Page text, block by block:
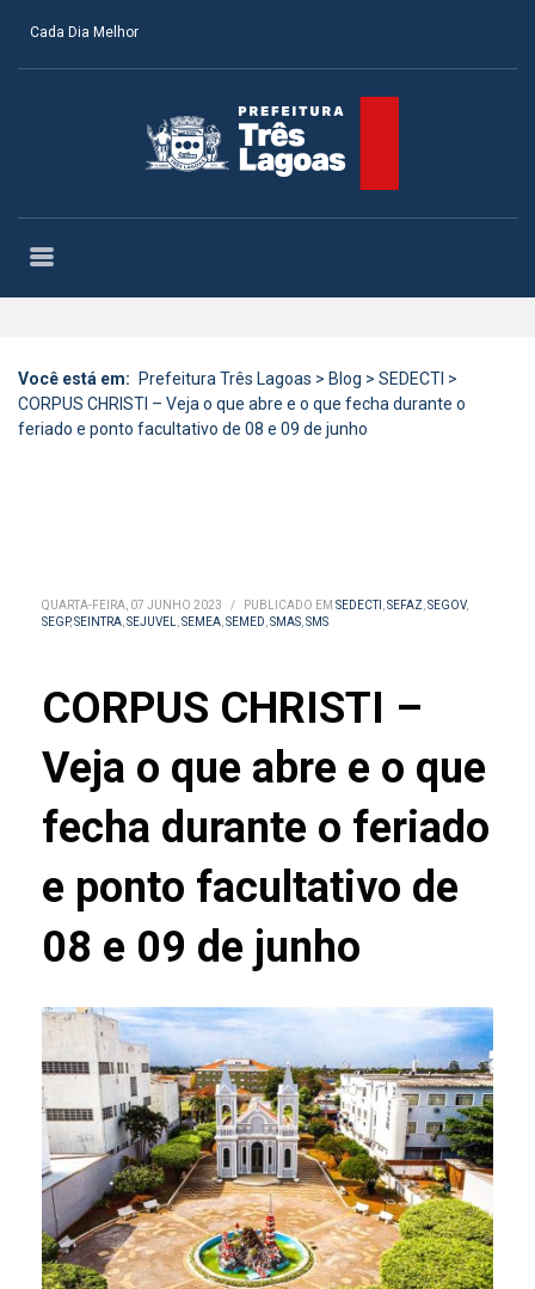
Cada Dia Melhor
Você está em: Prefeitura Três Lagoas > Blog > SEDECTI >
CORPUS CHRISTI – Veja o que abre e o que fecha durante o
feriado e ponto facultativo de 08 e 09 de junho
QUARTA-FEIRA, 07 JUNHO 2023 / PUBLICADO EM SEDECTI ,SEFAZ,SEGOV,
SEGP,SEINTRA,SEJUVEL,SEMEA,SEMED,SMAS,SMS
CORPUS CHRISTI –
Veja o que abre e o que
fecha durante o feriado
e ponto facultativo de
08 e 09 de junho